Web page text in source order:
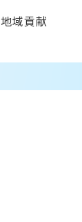
地域貢献